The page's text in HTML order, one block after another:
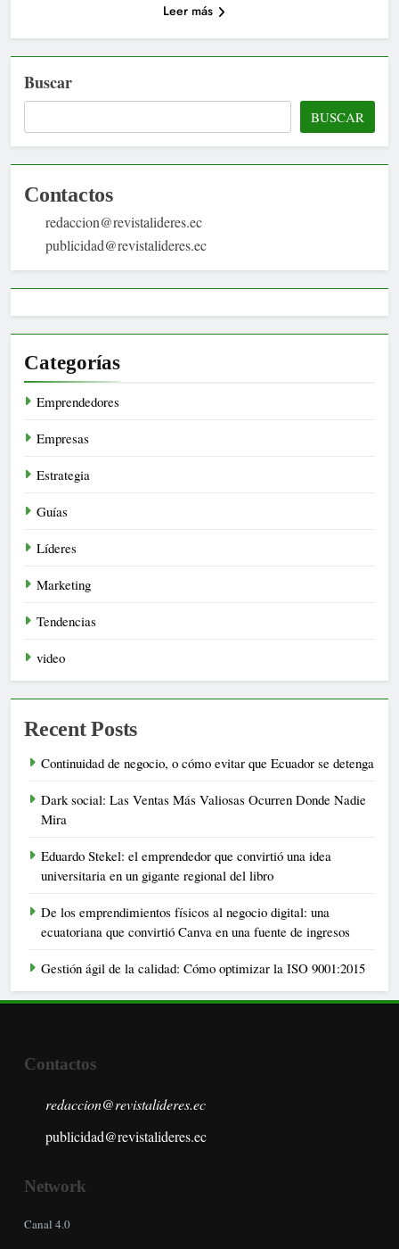
Leer más
Buscar
BUSCAR
Contactos
redaccion@revistalideres.ec
publicidad@revistalideres.ec
Categorías
Emprendedores
Empresas
Estrategia
Guías
Líderes
Marketing
Tendencias
video
Recent Posts
Continuidad de negocio, o cómo evitar que Ecuador se detenga
Dark social: Las Ventas Más Valiosas Ocurren Donde Nadie
Mira
Eduardo Stekel: el emprendedor que convirtió una idea
universitaria en un gigante regional del libro
De los emprendimientos físicos al negocio digital: una
ecuatoriana que convirtió Canva en una fuente de ingresos
Gestión ágil de la calidad: Cómo optimizar la ISO 9001:2015
Contactos
redaccion@revistalideres.ec
publicidad@revistalideres.ec
Network
Canal 4.0